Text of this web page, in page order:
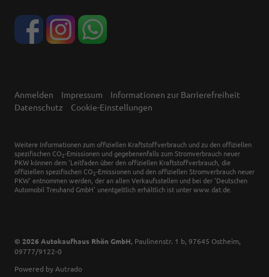
Anmelden Impressum
Informationen zur Barrierefreiheit
Datenschutz
Cookie-Einstellungen
Weitere Informationen zum offiziellen Kraftstoffverbrauch und zu den offiziellen
spezifischen CO 2-Emissionen und gegebenenfalls zum Stromverbrauch neuer
PKW können dem 'Leitfaden über den offiziellen Kraftstoffverbrauch, die
offiziellen spezifischen CO 2-Emissionen und den offiziellen Stromverbrauch neuer
PKW' entnommen werden, der an allen Verkaufsstellen und bei der 'Deutschen
Automobil Treuhand GmbH' unentgeltlich erhältlich ist unter www.dat.de.
© 2026 Autokaufhaus Rhön GmbH Paulinenstr. 1 b 97645 Ostheim,
09777/9122-0
Powered by Autrado